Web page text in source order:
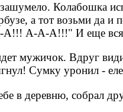
Колабошка
а тот возьми да и
А!!! А-А-А!!!" И еще
мужичок. Вдруг
Сумку уронил - еле
в деревню, собрал